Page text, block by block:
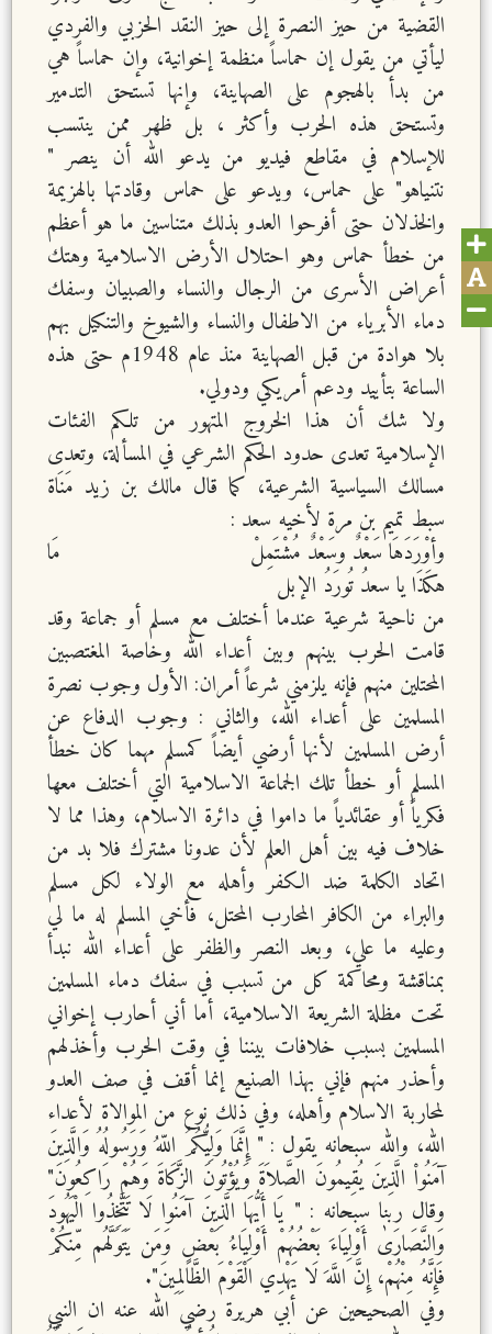
القضية من حيز النصرة إلى حيز النقد الحزبي والفردي
ليأتي من يقول إن حماساً منظمة إخوانية، وإن حماساً هي
من بدأ بالهجوم على الصهاينة، وإنها تستحق التدمير
وتستحق هذه الحرب وأكثر ، بل ظهر ممن ينتسب
للإسلام في مقاطع فيديو من يدعو الله أن ينصر "
نتنياهو" على حماس، ويدعو على حماس وقادتها بالهزيمة
والخذلان حتى أفرحوا العدو بذلك متناسين ما هو أعظم
من خطأ حماس وهو احتلال الأرض الاسلامية وهتك
أعراض الأسرى من الرجال والنساء والصبيان وسفك
دماء الأبرياء من الاطفال والنساء والشيوخ والتنكيل بهم
بلا هوادة من قبل الصهاينة منذ عام 1948م حتى هذه
الساعة بتأييد ودعم أمريكي ودولي.
ولا شك أن هذا الخروج المتهور من تلكم الفئات
الإسلامية تعدى حدود الحكم الشرعي في المسألة، وتعدى
مسالك السياسية الشرعية، كما قال مالك بن زيد مَنَاة
سبط تميم بن مرة لأخيه سعد :
وأوْرَدَهَا سَعْدٌ وسَعْدٌ مُشْتَمِلْ مَا
هكَذَا يا سعدُ تُورَدُ الإبل
من ناحية شرعية عندما أختلف مع مسلم أو جماعة وقد
قامت الحرب بينهم وبين أعداء الله وخاصة المغتصبين
المحتلين منهم فإنه يلزمني شرعاً أمران: الأول وجوب نصرة
المسلمين على أعداء الله، والثاني : وجوب الدفاع عن
أرض المسلمين لأنها أرضي أيضاً كمسلم مهما كان خطأ
المسلم أو خطأ تلك الجماعة الاسلامية التي أختلف معها
فكرياً أو عقائدياً ما داموا في دائرة الاسلام، وهذا مما لا
خلاف فيه بين أهل العلم لأن عدونا مشترك فلا بد من
اتحاد الكلمة ضد الكفر وأهله مع الولاء لكل مسلم
والبراء من الكافر المحارب المحتل، فأخي المسلم له ما لي
وعليه ما علي، وبعد النصر والظفر على أعداء الله نبدأ
بمناقشة ومحاكمة كل من تسبب في سفك دماء المسلمين
تحت مظلة الشريعة الاسلامية، أما أني أحارب إخواني
المسلمين بسبب خلافات بيننا في وقت الحرب وأخذلهم
وأحذر منهم فإني بهذا الصنيع إنما أقف في صف العدو
لمحاربة الاسلام وأهله، وفي ذلك نوع من الموالاة لأعداء
الله، والله سبحانه يقول : " إِنَّمَا وَلِيُّكُمُ اللّهُ وَرَسُولُهُ وَالَّذِينَ
آمَنُواْ الَّذِينَ يُقِيمُونَ الصَّلاَةَ وَيُؤْتُونَ الزَّكَاةَ وَهُمْ رَاكِعُونَ"
وقال ربنا سبحانه : " يَا أَيُّهَا الَّذِينَ آمَنُوا لَا تَتَّخِذُوا الْيَهُودَ
وَالنَّصَارَىٰ أَوْلِيَاءَ بَعْضُهُمْ أَوْلِيَاءُ بَعْضٍ وَمَن يَتَوَلَّهُم مِّنكُمْ
فَإِنَّهُ مِنْهُمْ، إِنَّ اللَّهَ لَا يَهْدِي الْقَوْمَ الظَّالِمِينَ".
وفي الصحيحين عن أبي هريرة رضي الله عنه ان النبي